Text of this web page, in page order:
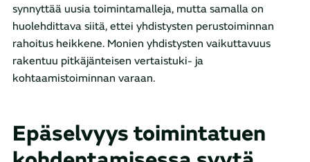
synnyttää uusia toimintamalleja, mutta samalla on
huolehdittava siitä, ettei yhdistysten perustoiminnan
rahoitus heikkene. Monien yhdistysten vaikuttavuus
rakentuu pitkäjänteisen vertaistuki- ja
kohtaamistoiminnan varaan.
Epäselvyys toimintatuen